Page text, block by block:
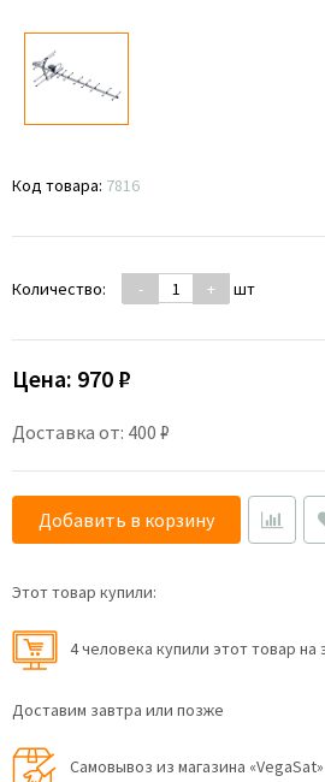
Код товара: 7816
Количество: - + шт
Цена: 970 ₽
Доставка от: 400 ₽
Добавить в корзину
Этот товар купили:
4 человекa купили этот товар на
Доставим завтра или позже
Самовывоз из магазина